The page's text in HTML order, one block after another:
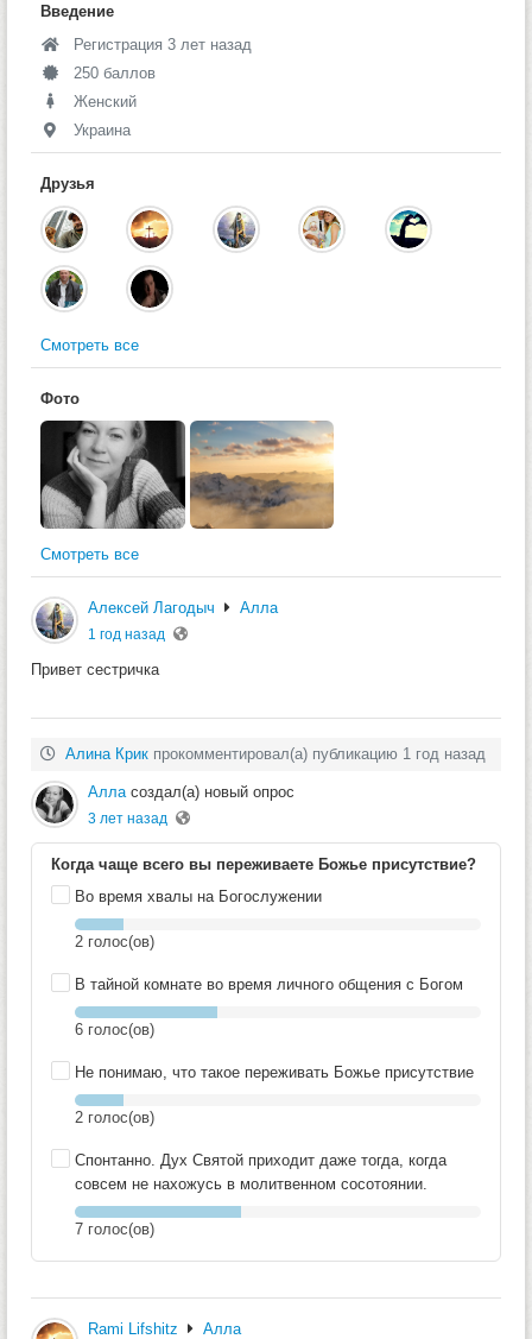
Введение
Регистрация 3 лет назад
250 баллов
Женский
Украина
Друзья
Смотреть все
Фото
Смотреть все
Алексей Лагодыч Алла
1 год назад
Привет сестричка
Алина Крик прокомментировал(а) публикацию 1 год назад
Алла создал(а) новый опрос
3 лет назад
Когда чаще всего вы переживаете Божье присутствие?
Во время хвалы на Богослужении
2 голос(ов)
В тайной комнате во время личного общения с Богом
6 голос(ов)
Не понимаю, что такое переживать Божье присутствие
2 голос(ов)
Спонтанно. Дух Святой приходит даже тогда, когда
совсем не нахожусь в молитвенном сосотоянии.
7 голос(ов)
Rami Lifshitz Алла